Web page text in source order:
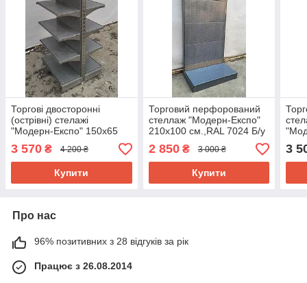
Торгові двосторонні
(острівні) стелажі
"Модерн-Експо" 150х65
см. Б/у
3 570 ₴ 4 200 ₴
Купити
Торговий перфорований
стеллаж "Модерн-Експо"
210х100 см.,RAL 7024 Б/у
2 850₴ 3 000 ₴
Купити
см.,
у
3
Про нас
96% позитивних з 28 відгуків за рік
Працює з 26.08.2014